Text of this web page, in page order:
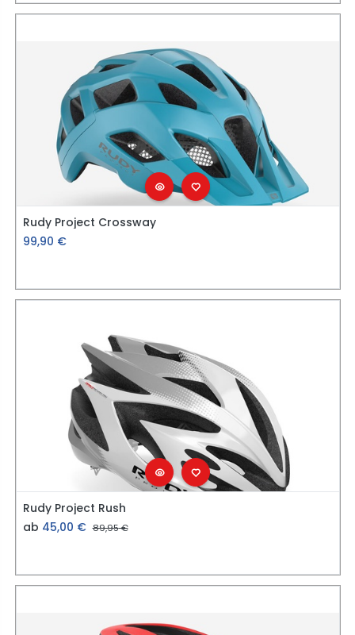
Rudy Project Crossway
99,90 €
Rudy Project Rush
ab 45,00 € 89,95€